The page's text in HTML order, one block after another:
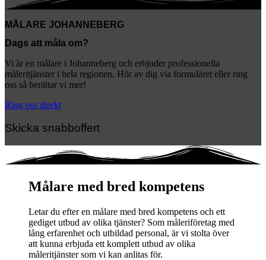
MÅLARE JOHANNEBERG
Dags att måla om?
Vi är en målare i Johanneberg och erbjuder professionella
måleritjänster i hela regionen. Hör av dig via formuläret eller ring
oss så berättar vi mer!
Ring oss direkt
Skicka snabboffert
Målare med bred kompetens
Letar du efter en målare med bred kompetens och ett
gediget utbud av olika tjänster? Som måleriföretag med
lång erfarenhet och utbildad personal, är vi stolta över
att kunna erbjuda ett komplett utbud av olika
måleritjänster som vi kan anlitas för.